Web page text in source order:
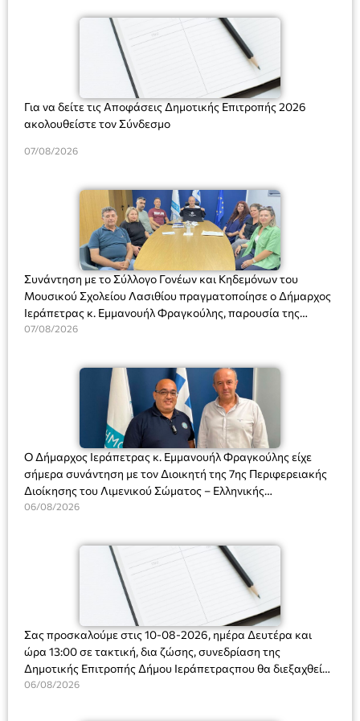
Για να δείτε τις Αποφάσεις Δημοτικής Επιτροπής 2026
ακολουθείστε τον Σύνδεσμο
07/08/2026
Συνάντηση με το Σύλλογο Γονέων και Κηδεμόνων του
Μουσικού Σχολείου Λασιθίου πραγματοποίησε ο Δήμαρχος
Ιεράπετρας κ. Εμμανουήλ Φραγκούλης, παρουσία της
Διευθύντριας του σχολείου κας Μαριάννας Χαΐτα.
07/08/2026
Ο Δήμαρχος Ιεράπετρας κ. Εμμανουήλ Φραγκούλης είχε
σήμερα συνάντηση με τον Διοικητή της 7ης Περιφερειακής
Διοίκησης του Λιμενικού Σώματος – Ελληνικής
Ακτοφυλακής (Λ.Σ.-ΕΛ.ΑΚΤ.), Αρχιπλοίαρχο Λ.Σ. κ. Ιωάννη
06/08/2026
Σας προσκαλούμε στις 10-08-2026, ημέρα Δευτέρα και
ώρα 13:00 σε τακτική, δια ζώσης, συνεδρίαση της
Δημοτικής Επιτροπής Δήμου Ιεράπετραςπου θα διεξαχθεί
στο Δημοτικό Κατάστημα, Δημοκρατίας 31 στην αίθουσα
06/08/2026